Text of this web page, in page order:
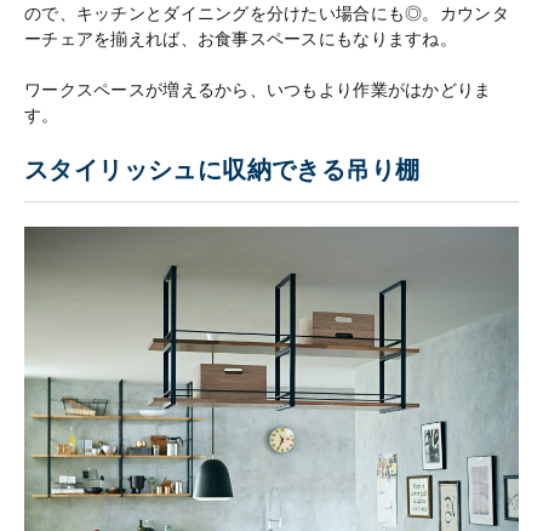
ので、キッチンとダイニングを分けたい場合にも◎。カウンタ
ーチェアを揃えれば、お食事スペースにもなりますね。
ワークスペースが増えるから、いつもより作業がはかどりま
す。
スタイリッシュに収納できる吊り棚